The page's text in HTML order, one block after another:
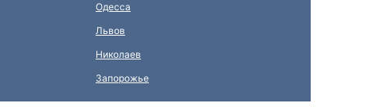
Одесса
Львов
Николаев
Запорожье